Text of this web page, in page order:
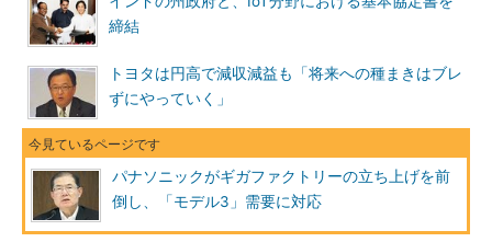
締結
トヨタは円高で減収減益も「将来への種まきはブレ
ずにやっていく」
パナソニックがギガファクトリーの立ち上げを前
倒し、「モデル3」需要に対応